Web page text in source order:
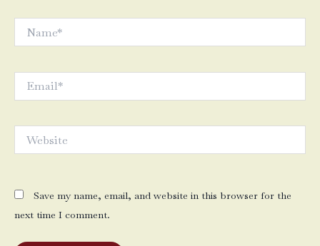
Save my name, email, and website in this browser for the
next time I comment.